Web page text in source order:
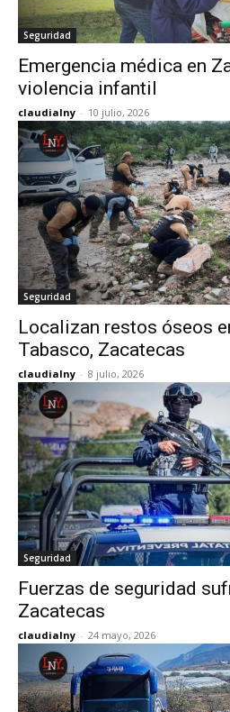
Seguridad
Emergencia médica en
violencia infantil
claudialny - 10 julio, 2026
Seguridad
Localizan restos óseos
Tabasco, Zacatecas
claudialny - 8 julio, 2026
Seguridad
Fuerzas de seguridad
Zacatecas
claudialny - 24 mayo, 2026